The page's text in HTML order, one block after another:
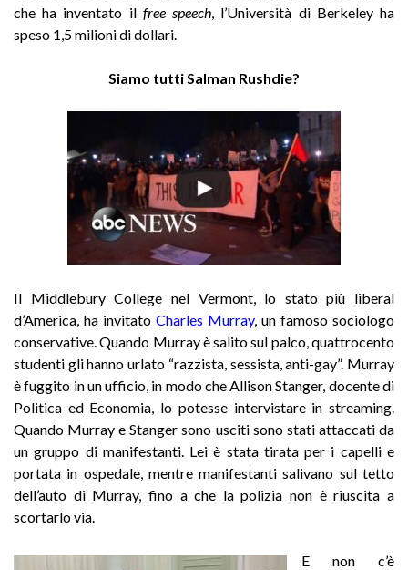
che ha inventato il free speech , l’Università di Berkeley ha
speso 1,5 milioni di dollari.
Siamo tutti Salman Rushdie?
Il Middlebury College nel Vermont, lo stato più liberal
d’America, ha invitato Charles Murray, un famoso sociologo
conservative. Quando Murray è salito sul palco, quattrocento
studenti gli hanno urlato “razzista, sessista, anti-gay”. Murray
è fuggito in un ufficio, in modo che Allison Stanger, docente di
Politica ed Economia, lo potesse intervistare in streaming.
Quando Murray e Stanger sono usciti sono stati attaccati da
un gruppo di manifestanti. Lei è stata tirata per i capelli e
portata in ospedale, mentre manifestanti salivano sul tetto
dell’auto di Murray, fino a che la polizia non è riuscita a
scortarlo via.
E non c’è